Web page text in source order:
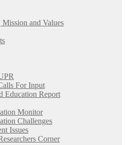
and Values
For Input
Education Report
Monitor
Challenges
Issues
Corner